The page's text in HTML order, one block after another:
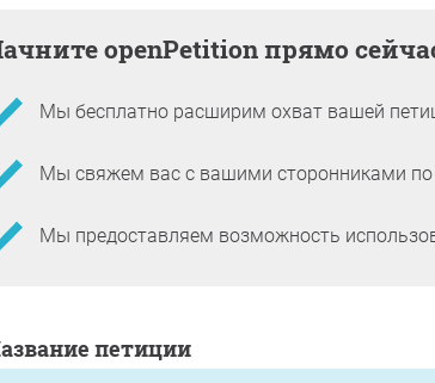
Начните openPetition прямо
Мы бесплатно расширим охват вашей
Мы свяжем вас с вашими сторонниками по
Мы предоставляем возможность
Название петиции